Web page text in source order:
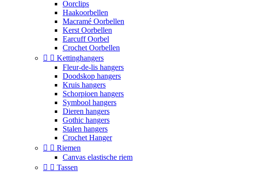
Oorclips
Haakoorbellen
Macramé Oorbellen
Kerst Oorbellen
Earcuff Oorbel
Crochet Oorbellen
  Kettinghangers
Fleur-de-lis hangers
Doodskop hangers
Kruis hangers
Schorpioen hangers
Symbool hangers
Dieren hangers
Gothic hangers
Stalen hangers
Crochet Hanger
  Riemen
Canvas elastische riem
  Tassen